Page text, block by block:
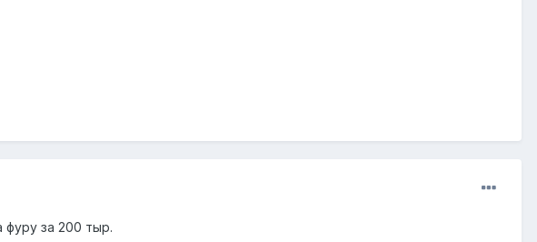
фуру за 200 тыр.